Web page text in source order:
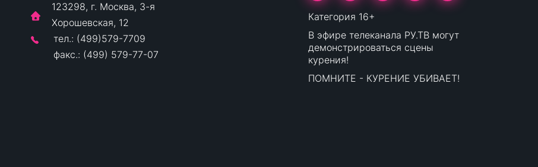
123298, г. Москва, 3-я
Хорошевская, 12
тел.: (499)579-7709
факс.: (499) 579-77-07
Категория 16+
В эфире телеканала РУ.ТВ могут
демонстрироваться сцены
курения!
ПОМНИТЕ - КУРЕНИЕ УБИВАЕТ!